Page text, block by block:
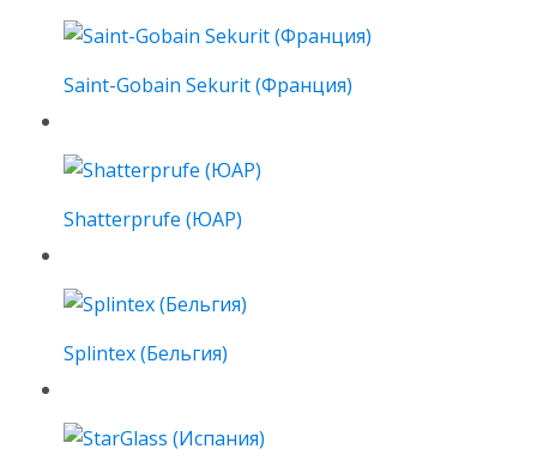
Saint-Gobain Sekurit (Франция)
Shatterprufe (ЮАР)
Splintex (Бельгия)